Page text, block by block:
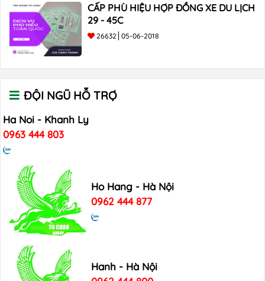
CẤP PHÙ HIỆU HỢP ĐỒNG XE DU LỊCH
29 - 45C
26632 05-06-2018
ĐỘI NGŨ HỖ TRỢ
Ha Noi - Khanh Ly
0963 444 803
Ho Hang - Hà Nội
0962 444 877
Hanh - Hà Nội